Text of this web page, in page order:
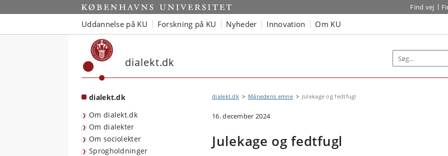
Start Find vej
Uddannelse på KU Forskning på KU Nyheder Innovation Om KU
dialekt.dk
dialekt.dk
Om dialekt.dk
Om dialekter
Om sociolekter
Sprogholdninger
dialekt.dk Månedens emne Julekage og fedtfugl
16. december 2024
Julekage og fedtfugl